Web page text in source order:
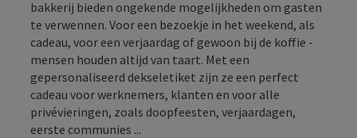
bakkerij bieden ongekende mogelijkheden om gasten
te verwennen. Voor een bezoekje in het weekend, als
cadeau, voor een verjaardag of gewoon bij de koffie -
mensen houden altijd van taart. Met een
gepersonaliseerd dekseletiket zijn ze een perfect
cadeau voor werknemers, klanten en voor alle
privévieringen, zoals doopfeesten, verjaardagen,
eerste communies ...